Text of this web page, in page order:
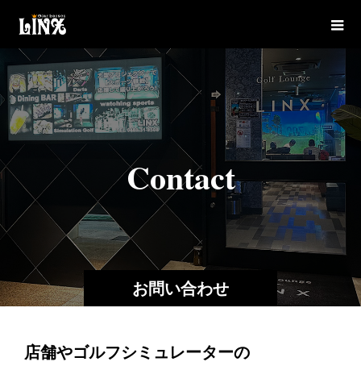
お問い合わせ
Contact
店舗やゴルフシミュレーターの